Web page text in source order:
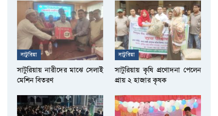
সাটুরিয়া
সাটুরিয়ায় নারীদের মাঝে সেলাই
মেশিন বিতরণ
সাটুরিয়া
সাটুরিয়ায় কৃষি প্রণোদনা পেলেন
প্রায় ২ হাজার কৃষক